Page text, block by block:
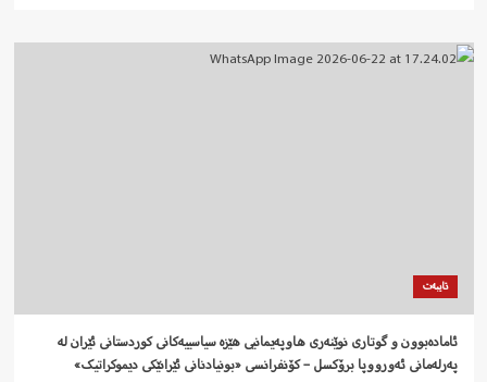
تایبەت
ئامادەبوون و گوتاری نوێنەری هاوپەیمانیی هێزە سیاسییەکانی کوردستانی ئێران لە
پەرلەمانی ئەورووپا برۆکسل – کۆنفرانسی «بونیادنانی ئێرانێکی دیموکراتیک»